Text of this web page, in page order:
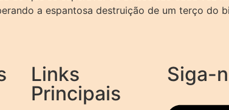
a espantosa destruição de um terço do
Links
Principais
Siga-